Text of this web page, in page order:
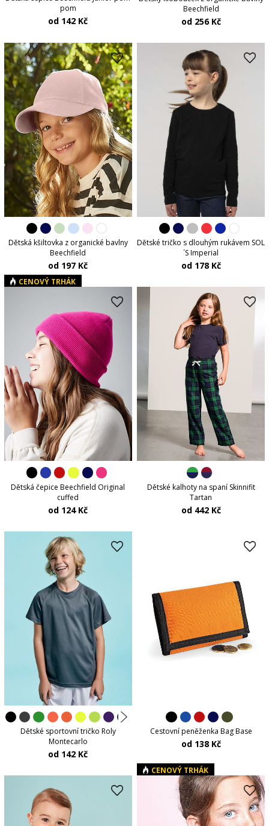
pom
od 142 Kč
Beechfield
od 256 Kč
Dětská kšiltovka z organické bavlny
Beechfield
od 197 Kč
Dětské tričko s dlouhým rukávem SOL
´S Imperial
od 178 Kč
CENOVÝ TRHÁK
Dětská čepice Beechfield Original
cuffed
od 124 Kč
Dětské kalhoty na spaní Skinnifit
Tartan
od 442 Kč
Dětské sportovní tričko Roly
Montecarlo
od 142 Kč
Cestovní peněženka Bag Base
od 138 Kč
CENOVÝ TRHÁK